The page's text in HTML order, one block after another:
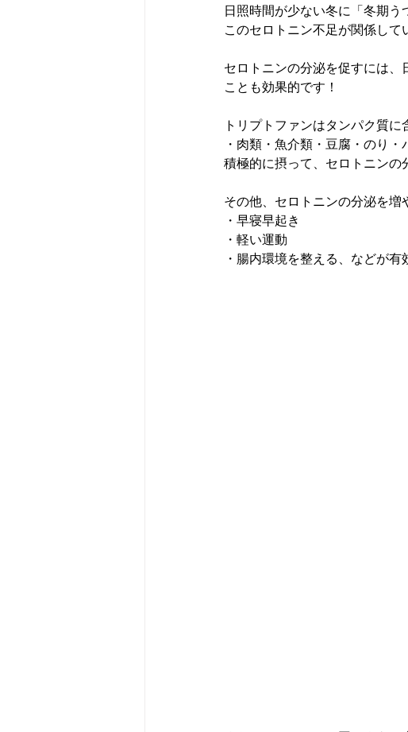
日照時間が少ない冬に「冬期う
このセロトニン不足が関係して
セロトニンの分泌を促すには
ことも効果的です！
トリプトファンはタンパク質に
・肉類・魚介類・豆腐・のり・
積極的に摂って、セロトニン
その他、セロトニンの分泌を増
・早寝早起き
・軽い運動
・腸内環境を整える、などが有